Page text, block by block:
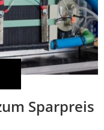
Sparpreis